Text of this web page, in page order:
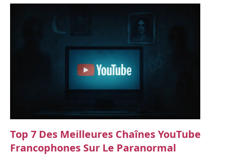
Top 7 Des Meilleures Chaînes YouTube
Francophones Sur Le Paranormal